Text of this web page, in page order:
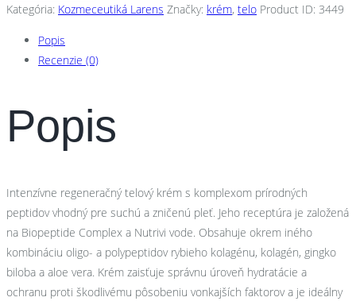
Skin
Kategória: Kozmeceutiká Larens Značky: krém, telo Product ID: 3449
Popis
Recenzie (0)
Popis
Intenzívne regeneračný telový krém s komplexom prírodných
peptidov vhodný pre suchú a zničenú pleť. Jeho receptúra je založená
na Biopeptide Complex a Nutrivi vode. Obsahuje okrem iného
kombináciu oligo- a polypeptidov rybieho kolagénu, kolagén, gingko
biloba a aloe vera. Krém zaisťuje správnu úroveň hydratácie a
ochranu proti škodlivému pôsobeniu vonkajších faktorov a je ideálny